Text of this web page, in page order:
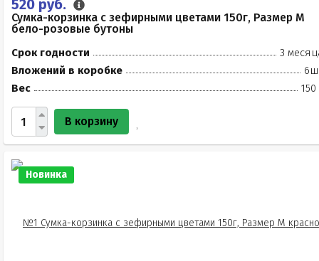
520 руб.
Сумка-корзинка с зефирными цветами 150г, Размер М
бело-розовые бутоны
Срок годности
3
Вложений в коробке
Вес
150
В корзину
Новинка